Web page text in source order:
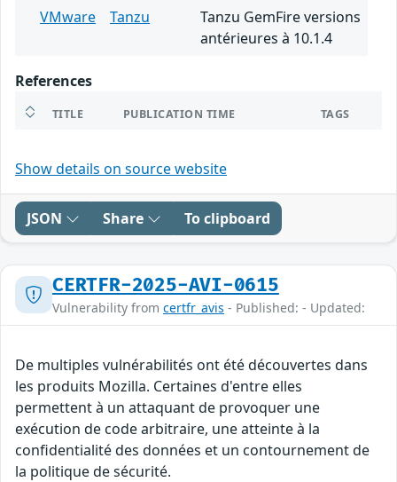
VMware
Tanzu
Tanzu GemFire versions
antérieures à 10.1.4
References
TITLE PUBLICATION TIME TAGS
Show details on source website
JSON Share To clipboard
CERTFR-2025-AVI-0615
Vulnerability from certfr_avis - Published: - Updated:
De multiples vulnérabilités ont été découvertes dans
les produits Mozilla. Certaines d'entre elles
permettent à un attaquant de provoquer une
exécution de code arbitraire, une atteinte à la
confidentialité des données et un contournement de
la politique de sécurité.